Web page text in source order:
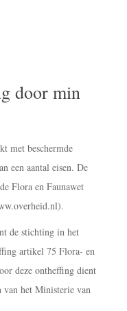
door min
met beschermde
een aantal eisen. De
Flora en Faunawet
de stichting in het
artikel 75 Flora- en
deze ontheffing dient
van het Ministerie van